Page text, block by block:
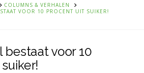
COLUMNS & VERHALEN
VOOR 10 PROCENT UIT SUIKER!
voor 10